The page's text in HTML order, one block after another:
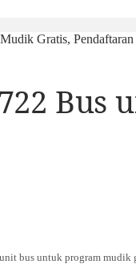
Gratis,
Bus
bus untuk program